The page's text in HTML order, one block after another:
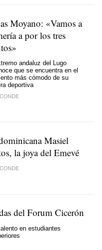
Moyano: «Vamos a
a por los tres
andaluz del Lugo
que se encuentra en el
más cómodo de su
deportiva
Masiel
la joya del Emevé
del Forum Cicerón
en estudiantes